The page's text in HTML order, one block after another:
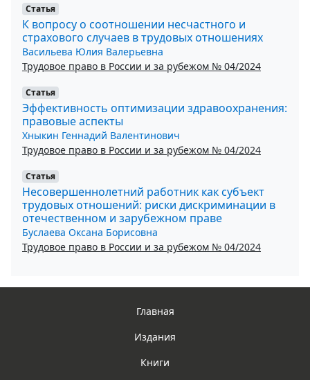
Статья
К вопросу о соотношении несчастного и
страхового случаев в трудовых отношениях
Васильева Юлия Валерьевна
Трудовое право в России и за рубежом № 04/2024
Статья
Эффективность оптимизации здравоохранения:
правовые аспекты
Хныкин Геннадий Валентинович
Трудовое право в России и за рубежом № 04/2024
Статья
Несовершеннолетний работник как субъект
трудовых отношений: риски дискриминации в
отечественном и зарубежном праве
Буслаева Оксана Борисовна
Трудовое право в России и за рубежом № 04/2024
Главная
Издания
Книги